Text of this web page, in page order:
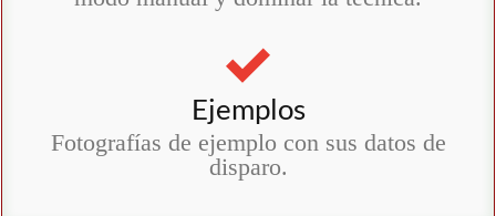
Ejemplos
Fotografías de ejemplo con sus datos de
disparo.